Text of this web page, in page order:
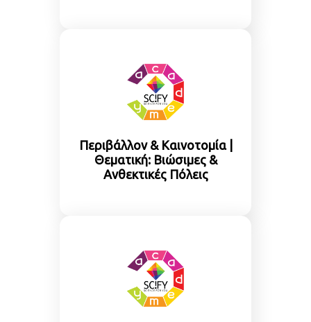
Περιβάλλον & Καινοτομία |
Θεματική: Βιώσιμες &
Ανθεκτικές Πόλεις